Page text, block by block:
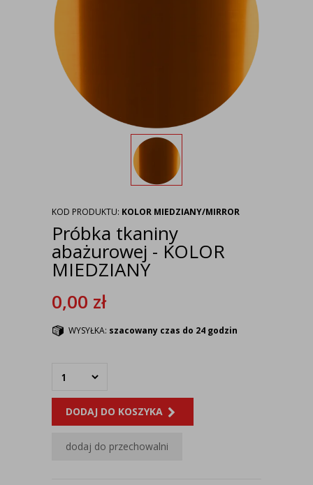
KOD PRODUKTU: KOLOR MIEDZIANY/MIRROR
Próbka tkaniny
abażurowej - KOLOR
MIEDZIANY
0,00 zł
WYSYŁKA: szacowany czas do 24 godzin
DODAJ DO KOSZYKA
dodaj do przechowalni